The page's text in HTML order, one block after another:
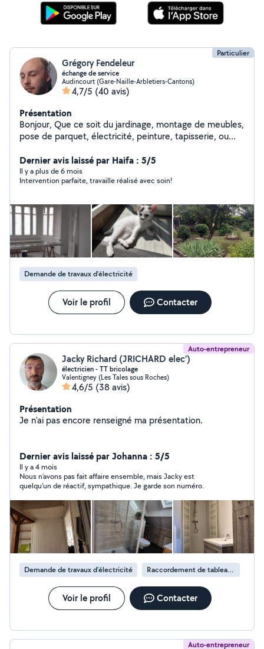
Particulier
Grégory Fendeleur
échange de service
Audincourt (Gare-Naille-Arbletiers-Cantons)
4,7/5 (40 avis)
Présentation
Bonjour, Que ce soit du jardinage, montage de meubles,
pose de parquet, électricité, peinture, tapisserie, ou
en même temps de rénover ma maison niveau placo et
électricité, tout comme peinture et papiers peints !
Dernier avis laissé par Haifa : 5/5
Il y a plus de 6 mois
Intervention parfaite, travaille réalisé avec soin!
Demande de travaux d’électricité
Voir le profil Contacter
Auto-entrepreneur
Jacky Richard (JRICHARD elec')
électricien - TT bricolage
Valentigney (Les Tales sous Roches)
4,6/5 (38 avis)
Présentation
Je n'ai pas encore renseigné ma présentation.
Dernier avis laissé par Johanna : 5/5
Il y a 4 mois
Nous n'avons pas fait affaire ensemble, mais Jacky est
quelqu'un de réactif, sympathique. Je garde son numéro.
Demande de travaux d’électricité Raccordement de tableau électrique
Voir le profil Contacter
Auto-entrepreneur